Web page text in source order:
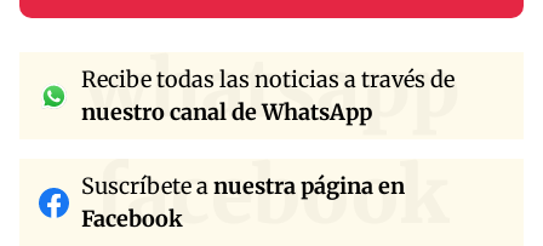
whatsapp
Recibe todas las noticias a través de
nuestro canal de WhatsApp
facebook
Suscríbete anuestra página en
Facebook